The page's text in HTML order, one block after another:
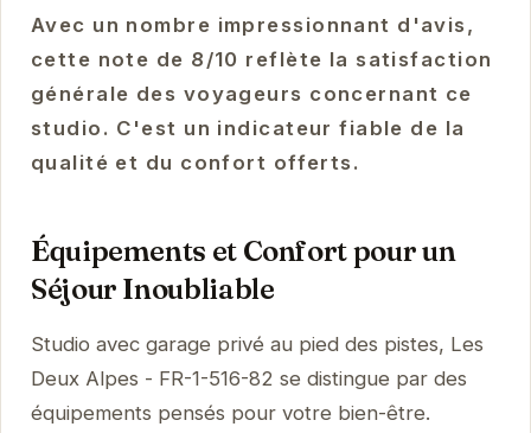
Avec un nombre impressionnant d'avis,
cette note de 8/10 reflète la satisfaction
générale des voyageurs concernant ce
studio. C'est un indicateur fiable de la
qualité et du confort offerts.
Équipements et Confort pour un
Séjour Inoubliable
Studio avec garage privé au pied des pistes, Les
Deux Alpes - FR-1-516-82 se distingue par des
équipements pensés pour votre bien-être.